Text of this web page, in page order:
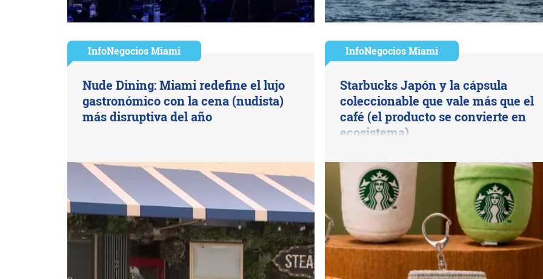
InfoNegocios Miami
Nude Dining: Miami redefine el lujo
gastronómico con la cena (nudista)
más disruptiva del año
InfoNegocios Miami
Starbucks Japón y la cápsula
coleccionable que vale más que el
café (el producto se convierte en
ecosistema)